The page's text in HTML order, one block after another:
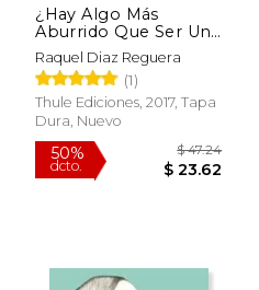
¿Hay Algo Más
Aburrido Que Ser Una
Princesa Rosa?
Raquel Diaz Reguera
(1)
Thule Ediciones, 2017, Tapa
Dura, Nuevo